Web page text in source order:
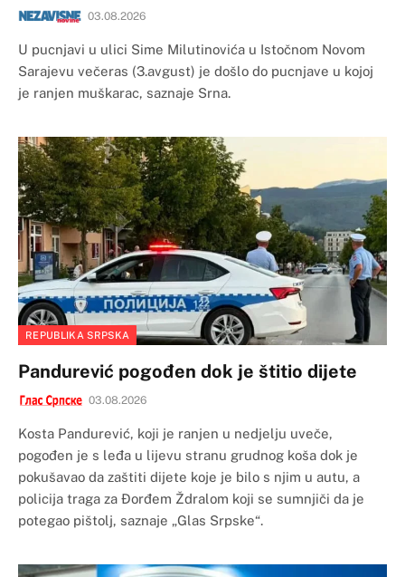
03.08.2026
U pucnjavi u ulici Sime Milutinovića u Istočnom Novom
Sarajevu večeras (3.avgust) je došlo do pucnjave u kojoj
je ranjen muškarac, saznaje Srna.
REPUBLIKA SRPSKA
Pandurević pogođen dok je štitio dijete
03.08.2026
Kosta Pandurević, koji je ranjen u nedjelju uveče,
pogođen je s leđa u lijevu stranu grudnog koša dok je
pokušavao da zaštiti dijete koje je bilo s njim u autu, a
policija traga za Đorđem Ždralom koji se sumnjiči da je
potegao pištolj, saznaje „Glas Srpske“.